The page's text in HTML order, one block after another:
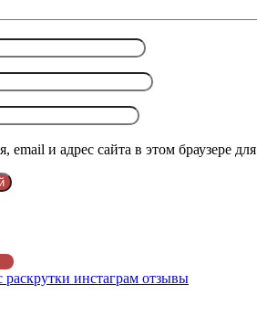
email и адрес сайта в этом браузере
инстаграм отзывы